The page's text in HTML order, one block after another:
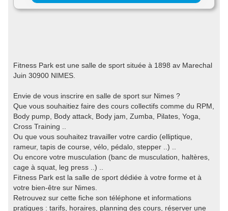
Fitness Park est une salle de sport située à 1898 av Marechal
Juin 30900 NIMES.
Envie de vous inscrire en salle de sport sur Nimes ?
Que vous souhaitiez faire des cours collectifs comme du RPM,
Body pump, Body attack, Body jam, Zumba, Pilates, Yoga,
Cross Training ..
Ou que vous souhaitez travailler votre cardio (elliptique,
rameur, tapis de course, vélo, pédalo, stepper ..) ..
Ou encore votre musculation (banc de musculation, haltères,
cage à squat, leg press ..) ..
Fitness Park est la salle de sport dédiée à votre forme et à
votre bien-être sur Nimes.
Retrouvez sur cette fiche son téléphone et informations
pratiques : tarifs, horaires, planning des cours, réserver une